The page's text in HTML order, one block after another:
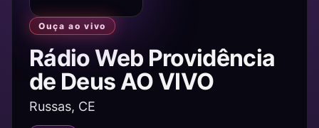
Ouça ao vivo
Rádio Web Providência
de Deus AO VIVO
Russas, CE